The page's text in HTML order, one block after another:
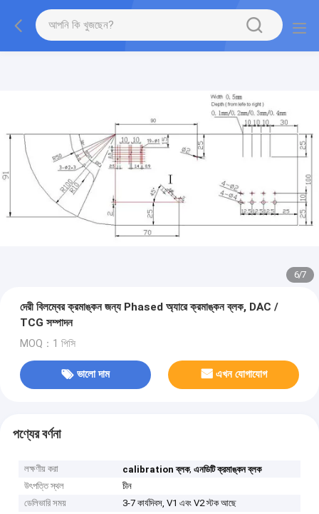
7/7
দেরী বিলম্বের ক্রমাঙ্কন জন্য Phased অ্যারে ক্রমাঙ্কন ব্লক, DAC /
TCG সম্পাদন
MOQ：1 পিসি
ভালো দাম এখন যোগাযোগ
পণ্যের বর্ণনা
লক্ষণীয় করা calibration ব্লক,এনডিটি ক্রমাঙ্কন ব্লক
উৎপত্তি স্থল
চীন
ডেলিভারি সময়
3-7 কার্যদিবস, V1 এবং V2 স্টক আছে